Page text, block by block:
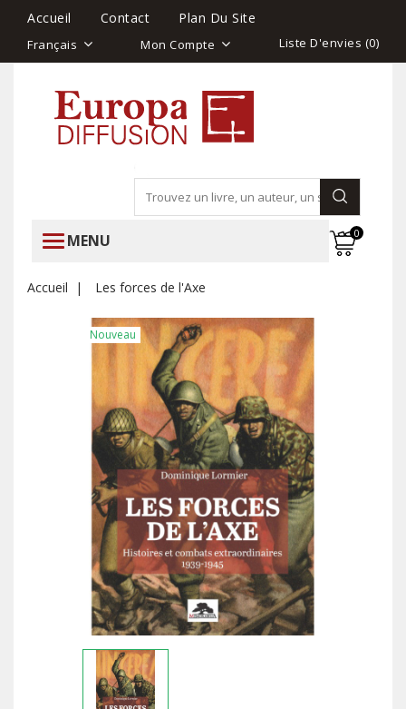
Accueil Contact Plan Du Site
Français Mon Compte Liste D'envies (0)
MENU 0
Accueil Les forces de l'Axe
Nouveau